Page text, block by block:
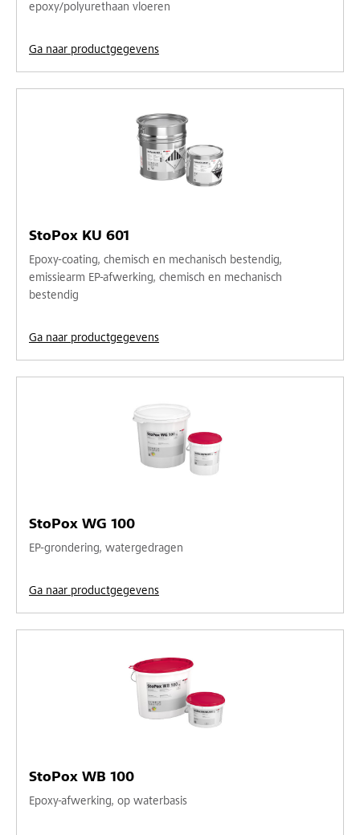
epoxy/polyurethaan vloeren
Ga naar productgegevens
StoPox KU 601
Epoxy-coating, chemisch en mechanisch bestendig,
emissiearm EP-afwerking, chemisch en mechanisch
bestendig
Ga naar productgegevens
StoPox WG 100
EP-grondering, watergedragen
Ga naar productgegevens
StoPox WB 100
Epoxy-afwerking, op waterbasis